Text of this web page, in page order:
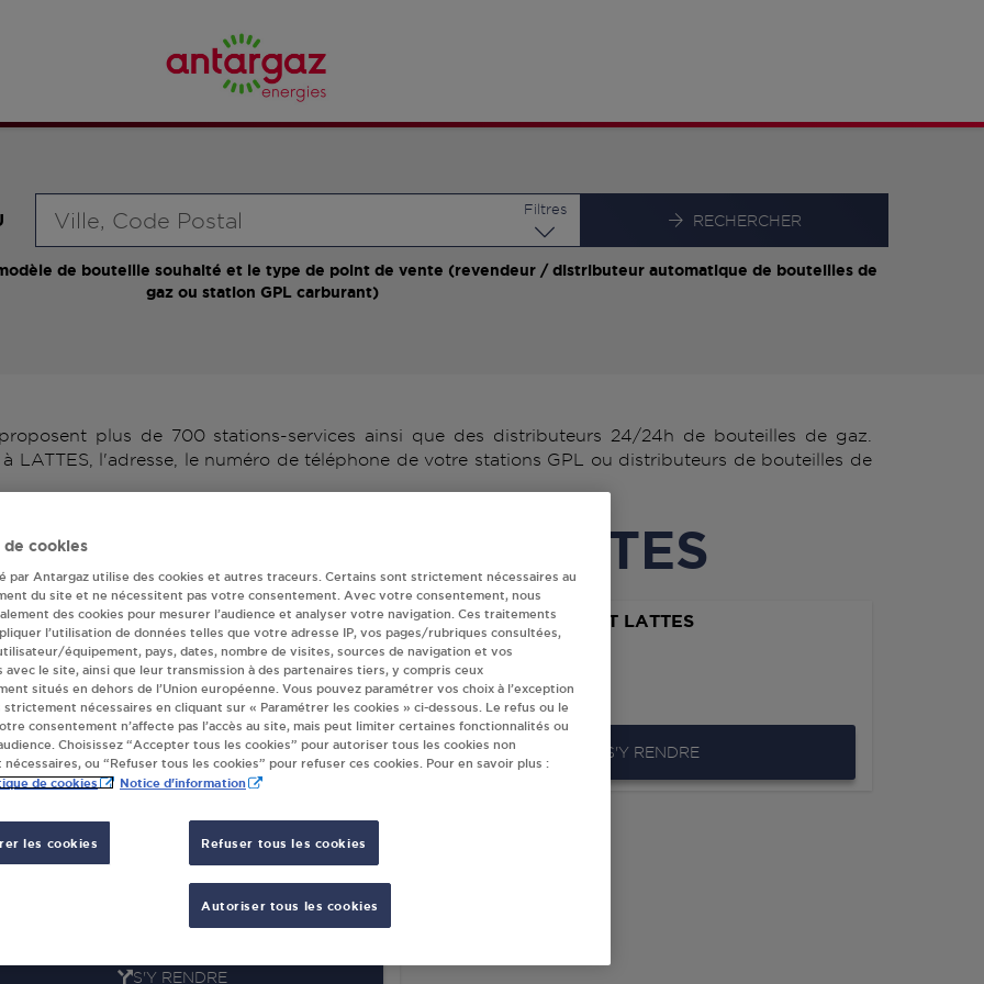
Filtres
RECHERCHER
de bouteille souhaité et le type de point de vente (revendeur / distributeur automatique de bouteilles de
gaz ou station GPL carburant)
plus de 700 stations-services ainsi que des distributeurs 24/24h de bouteilles de gaz.
LATTES, l'adresse, le numéro de téléphone de votre stations GPL ou distributeurs de bouteilles de
Antargaz à LATTES
PHILIPPE MAURIN LATTES
AGRICOLE
DE MAURIN
LATTES
S'Y RENDRE
COPAL GAMM VERT LATTES
MAS DESPLAN
ROUTE DE MAURIN
34970LATTES
S'Y RENDRE
AUTOMATIQUE 24/24
LATTES
S'Y RENDRE
de cookies
par Antargaz utilise des cookies et autres traceurs. Certains sont strictement nécessaires au
du site et ne nécessitent pas votre consentement. Avec votre consentement, nous
des cookies pour mesurer l’audience et analyser votre navigation. Ces traitements
l’utilisation de données telles que votre adresse IP, vos pages/rubriques consultées,
équipement, pays, dates, nombre de visites, sources de navigation et vos
avec le site, ainsi que leur transmission à des partenaires tiers, y compris ceux
situés en dehors de l’Union européenne. Vous pouvez paramétrer vos choix à l’exception
strictement nécessaires en cliquant sur « Paramétrer les cookies » ci-dessous. Le refus ou le
consentement n’affecte pas l’accès au site, mais peut limiter certaines fonctionnalités ou
Choisissez “Accepter tous les cookies” pour autoriser tous les cookies non
ou “Refuser tous les cookies” pour refuser ces cookies. Pour en savoir plus :
de cookies Notice d'information
les cookies Refuser tous les cookies
Autoriser tous les cookies